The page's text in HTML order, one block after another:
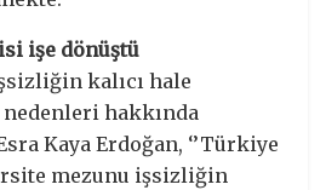
işe dönüştü
kalıcı hale
hakkında
Kaya Erdoğan, ‘’Türkiye
mezunu işsizliğin